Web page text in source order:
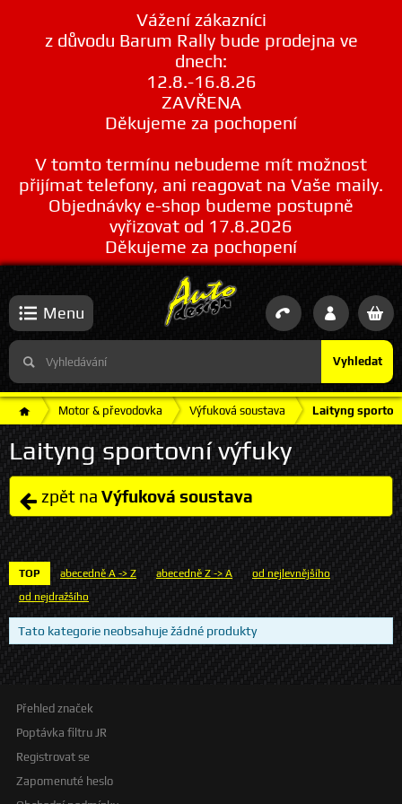
Vážení zákazníci
z důvodu Barum Rally bude prodejna ve
dnech:
12.8.-16.8.26
ZAVŘENA
Děkujeme za pochopení
V tomto termínu nebudeme mít možnost
přijímat telefony, ani reagovat na Vaše maily.
Objednávky e-shop budeme postupně
vyřizovat od 17.8.2026
Děkujeme za pochopení
Vyhledat
Menu
Motor & převodovka Výfuková soustava Laityng
Laityng sportovní výfuky
zpět na Výfuková soustava
TOP abecedně A -> Z abecedně Z -> A
od nejlevnějšího
od nejdražšího
Tato kategorie neobsahuje žádné produkty
Přehled značek
Poptávka filtru JR
Registrovat se
Zapomenuté heslo